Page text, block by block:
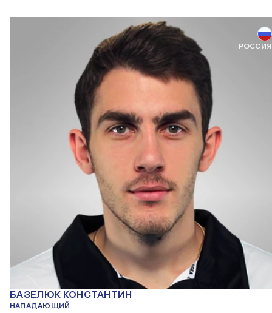
РОССИЯ
БАЗЕЛЮК КОНСТАНТИН
НАПАДАЮЩИЙ